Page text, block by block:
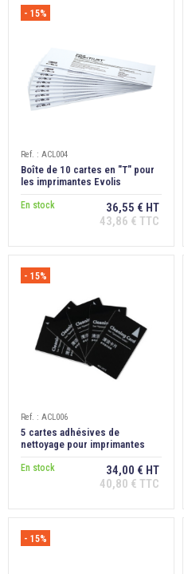
- 15%
Ref. : ACL004
Boîte de 10 cartes en "T" pour
les imprimantes Evolis
En stock
36,55 € HT
43,86 € TTC
- 15%
Ref. : ACL006
5 cartes adhésives de
nettoyage pour imprimantes
En stock
34,00 € HT
40,80 € TTC
- 15%